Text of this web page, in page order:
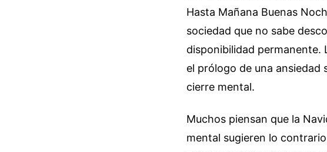
Hasta Mañana Buenas
sociedad que no sabe
disponibilidad permanente.
el prólogo de una ansiedad
cierre mental.
Muchos piensan que la
mental sugieren lo